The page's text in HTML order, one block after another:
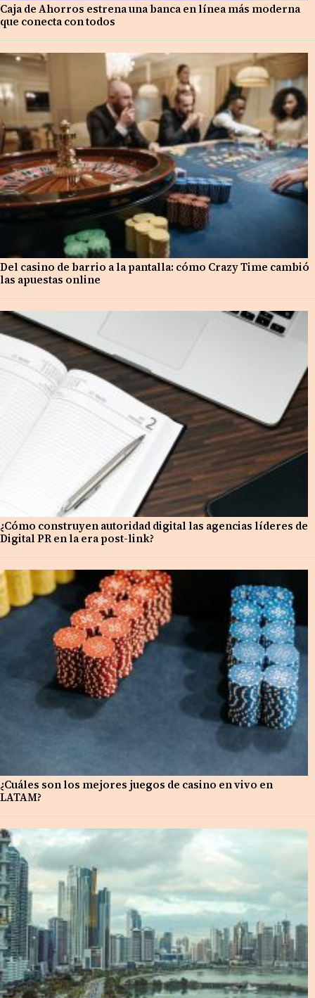
Caja de Ahorros estrena una banca en línea más moderna
que conecta con todos
Del casino de barrio a la pantalla: cómo Crazy Time cambió
las apuestas online
¿Cómo construyen autoridad digital las agencias líderes de
Digital PR en la era post-link?
¿Cuáles son los mejores juegos de casino en vivo en
LATAM?